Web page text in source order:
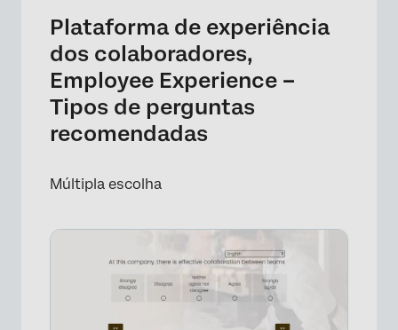
Plataforma de experiência
dos colaboradores,
Employee Experience –
Tipos de perguntas
recomendadas
Múltipla escolha